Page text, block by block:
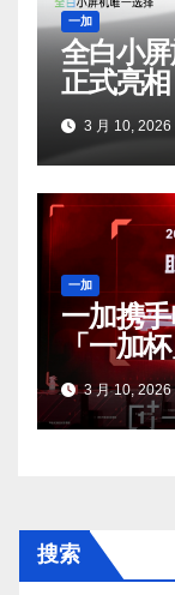
一加
全白小
正式亮相
3 月 10, 2026
一加
一加携
「一加
3 月 10, 2026
搜索